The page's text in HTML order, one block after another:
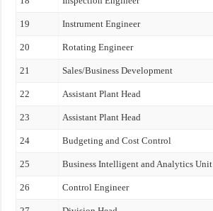
19 Instrument Engineer
20 Rotating Engineer
21 Sales/Business Development
22 Assistant Plant Head
23 Assistant Plant Head
24 Budgeting and Cost Control
25 Business Intelligent and Analytics Unit
26 Control Engineer